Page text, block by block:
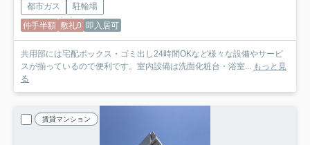
都市ガス
駐輪場
仲手半額 敷礼0 即入居可
共用部には宅配ボックス・ゴミ出し24時間OKなど様々な設備やサービ
スが揃っているので便利です。室内設備は洗面化粧台・浴室...
もっと見
る
賃貸マンション